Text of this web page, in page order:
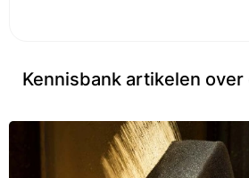
Kennisbank artikelen